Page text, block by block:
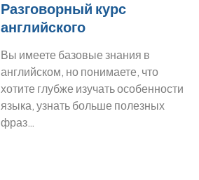
Разговорный курс
английского
Вы имеете базовые знания в
английском, но понимаете, что
хотите глубже изучать особенности
языка, узнать больше полезных
фраз…